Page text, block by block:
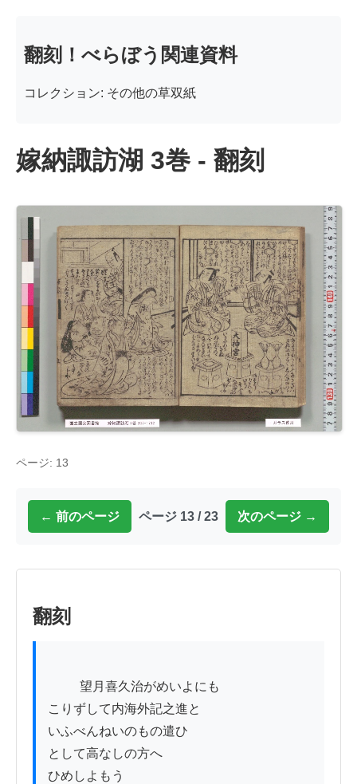
翻刻！べらぼう関連資料
コレクション: その他の草双紙
嫁納諏訪湖 3巻 - 翻刻
ページ: 13
← 前のページ ページ 13 / 23 次のページ →
翻刻
こりずして内海外記之進と
いふべんねいのもの遣ひ
として高なしの方へ
ひめしよもう